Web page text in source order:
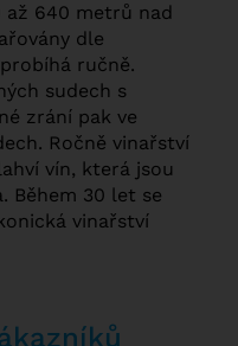
až 640 metrů nad
dle
ručně.
sudech s
zrání pak ve
Ročně vinařství
vín, která jsou
Během 30 let se
vinařství